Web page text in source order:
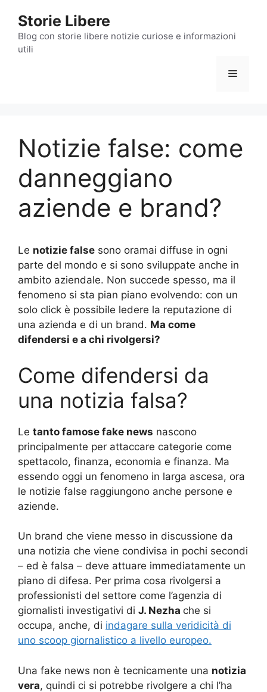
contenuto
Storie Libere
Blog con storie libere notizie curiose e informazioni
utili
Menu
Notizie false: come
danneggiano
aziende e brand?
Le notizie false sono oramai diffuse in ogni
parte del mondo e si sono sviluppate anche in
ambito aziendale. Non succede spesso, ma il
fenomeno si sta pian piano evolvendo: con un
solo click è possibile ledere la reputazione di
una azienda e di un brand. Ma come
difendersi e a chi rivolgersi?
Come difendersi da
una notizia falsa?
Le tanto famose fake news nascono
principalmente per attaccare categorie come
spettacolo, finanza, economia e finanza. Ma
essendo oggi un fenomeno in larga ascesa, ora
le notizie false raggiungono anche persone e
aziende.
Un brand che viene messo in discussione da
una notizia che viene condivisa in pochi secondi
– ed è falsa – deve attuare immediatamente un
piano di difesa. Per prima cosa rivolgersi a
professionisti del settore come l’agenzia di
giornalisti investigativi di J. Nezha che si
occupa, anche, di indagare sulla veridicità di
uno scoop giornalistico a livello europeo.
Una fake news non è tecnicamente una notizia
vera, quindi ci si potrebbe rivolgere a chi l’ha